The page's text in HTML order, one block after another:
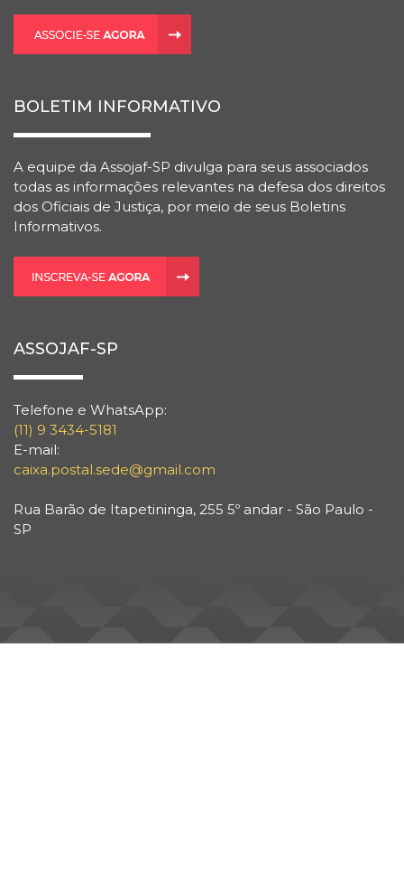
BOLETIM INFORMATIVO
A equipe da Assojaf-SP divulga para seus associados
todas as informações relevantes na defesa dos direitos
dos Oficiais de Justiça, por meio de seus Boletins
Informativos.
ASSOJAF-SP
Telefone e WhatsApp:
(11) 9 3434-5181
E-mail:
caixa.postal.sede@gmail.com
Rua Barão de Itapetininga, 255 5º andar - São Paulo -
SP